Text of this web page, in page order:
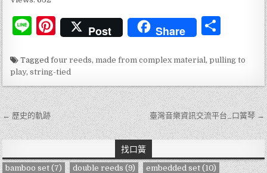
Li
e
Pi
n
te
re
st
Post Share
Taggedfour reeds, made from complex material ,pulling to
play,string-tied
文章導覽
← 歷史的軌跡 臺灣音樂資訊交流平台_口簧琴 →
找口簧
bamboo set (7) double reeds (9) embedded set (10)